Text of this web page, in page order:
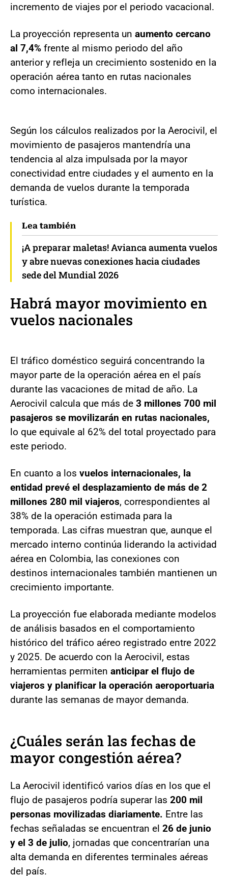
incremento de viajes por el periodo vacacional.
La proyección representa un aumento cercano
al 7,4% frente al mismo periodo del año
anterior y refleja un crecimiento sostenido en la
operación aérea tanto en rutas nacionales
como internacionales.
Según los cálculos realizados por la Aerocivil, el
movimiento de pasajeros mantendría una
tendencia al alza impulsada por la mayor
conectividad entre ciudades y el aumento en la
demanda de vuelos durante la temporada
turística.
Lea también
¡A preparar maletas! Avianca aumenta vuelos
y abre nuevas conexiones hacia ciudades
sede del Mundial 2026
Habrá mayor movimiento en
vuelos nacionales
El tráfico doméstico seguirá concentrando la
mayor parte de la operación aérea en el país
durante las vacaciones de mitad de año. La
Aerocivil calcula que más de 3 millones 700 mil
pasajeros se movilizarán en rutas nacionales,
lo que equivale al 62% del total proyectado para
este periodo.
En cuanto a los vuelos internacionales, la
entidad prevé el desplazamiento de más de 2
millones 280 mil viajeros, correspondientes al
38% de la operación estimada para la
temporada. Las cifras muestran que, aunque el
mercado interno continúa liderando la actividad
aérea en Colombia, las conexiones con
destinos internacionales también mantienen un
crecimiento importante.
La proyección fue elaborada mediante modelos
de análisis basados en el comportamiento
histórico del tráfico aéreo registrado entre 2022
y 2025. De acuerdo con la Aerocivil, estas
herramientas permiten anticipar el flujo de
viajeros y planificar la operación aeroportuaria
durante las semanas de mayor demanda.
¿Cuáles serán las fechas de
mayor congestión aérea?
La Aerocivil identificó varios días en los que el
flujo de pasajeros podría superar las 200 mil
personas movilizadas diariamente. Entre las
fechas señaladas se encuentran el 26 de junio
y el 3 de julio, jornadas que concentrarían una
alta demanda en diferentes terminales aéreas
del país.